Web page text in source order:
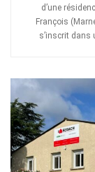
d’une
François
s’inscrit dans